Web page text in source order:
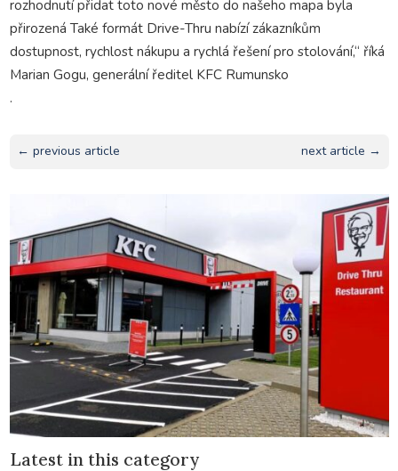
rozhodnutí přidat toto nové město do našeho mapa byla
přirozená Také formát Drive-Thru nabízí zákazníkům
dostupnost, rychlost nákupu a rychlá řešení pro stolování,“ říká
Marian Gogu, generální ředitel KFC Rumunsko
.
← previous article next article →
Latest in this category